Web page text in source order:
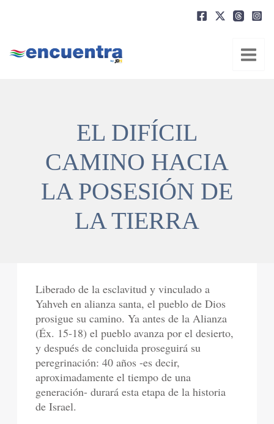
EL DIFÍCIL
CAMINO HACIA
LA POSESIÓN DE
LA TIERRA
Liberado de la esclavitud y vinculado a
Yahveh en alianza santa, el pueblo de Dios
prosigue su camino. Ya antes de la Alianza
(Éx. 15-18) el pueblo avanza por el desierto,
y después de concluida proseguirá su
peregrinación: 40 años -es decir,
aproximadamente el tiempo de una
generación- durará esta etapa de la historia
de Israel.